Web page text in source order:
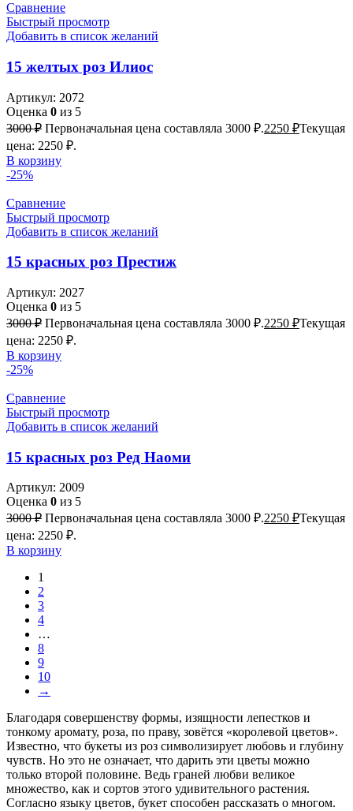
Сравнение
Быстрый просмотр
Добавить в список желаний
15 желтых роз Илиос
Артикул: 2072
Оценка 0 из 5
3000₽ Первоначальная цена составляла 3000 ₽.2250 ₽Текущая
цена: 2250 ₽.
В корзину
-25%
Сравнение
Быстрый просмотр
Добавить в список желаний
15 красных роз Престиж
Артикул: 2027
Оценка 0 из 5
3000₽ Первоначальная цена составляла 3000 ₽.2250 ₽Текущая
цена: 2250 ₽.
В корзину
-25%
Сравнение
Быстрый просмотр
Добавить в список желаний
15 красных роз Ред Наоми
Артикул: 2009
Оценка 0 из 5
3000₽ Первоначальная цена составляла 3000 ₽.2250 ₽Текущая
цена: 2250 ₽.
В корзину
1
2
3
4
…
8
9
10
→
Благодаря совершенству формы, изящности лепестков и
тонкому аромату, роза, по праву, зовётся «королевой цветов».
Известно, что букеты из роз символизирует любовь и глубину
чувств. Но это не означает, что дарить эти цветы можно
только второй половине. Ведь граней любви великое
множество, как и сортов этого удивительного растения.
Согласно языку цветов, букет способен рассказать о многом.